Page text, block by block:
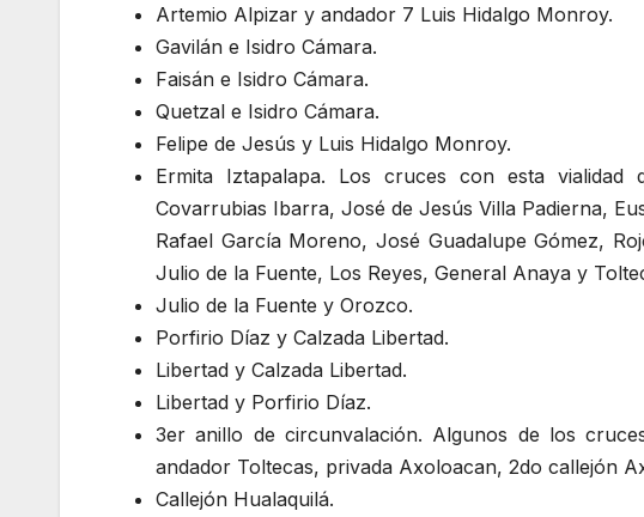
Artemio Alpizar y andador 7 Luis Hidalgo Monroy.
Gavilán e Isidro Cámara.
Faisán e Isidro Cámara.
Quetzal e Isidro Cámara.
Felipe de Jesús y Luis Hidalgo Monroy.
Ermita Iztapalapa. Los cruces con esta
Covarrubias Ibarra, José de Jesús Villa Padierna,
Rafael García Moreno, José Guadalupe Gómez,
Julio de la Fuente, Los Reyes, General Anaya y
Julio de la Fuente y Orozco.
Porfirio Díaz y Calzada Libertad.
Libertad y Calzada Libertad.
Libertad y Porfirio Díaz.
3er anillo de circunvalación. Algunos de los
andador Toltecas, privada Axoloacan, 2do callejón
Callejón Hualaquil​á.